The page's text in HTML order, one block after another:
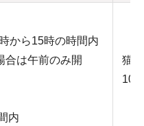
から15時の時間内
合は午前のみ開
内
猫
10